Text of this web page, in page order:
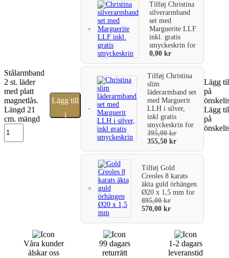
Stålarmband
2 st. läder
med platt
magnetlås.
Längd 21
cm. mängd
Lägg till
i
TilføjChristina
silverarmband
set med
Marguerite LLF
inkl. gratis
smyckeskrinfor
0,00kr
TilføjChristina
slim
läderarmband set
med Marguerit
LLH i silver,
inkl gratis
smyckeskrinfor
395,00kr
355,50kr
TilføjGold
Creoles 8 karats
äkta guld örhängen
Ø20 x 1,5 mmfor
895,00kr
570,00kr
Lägg
på
Lägg
på
Våra kunder
älskar oss
99 dagars
returrätt
1-2 dagars
leveranstid